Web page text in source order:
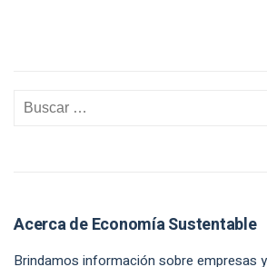
Acerca de Economía Sustentable
Brindamos información sobre empresas